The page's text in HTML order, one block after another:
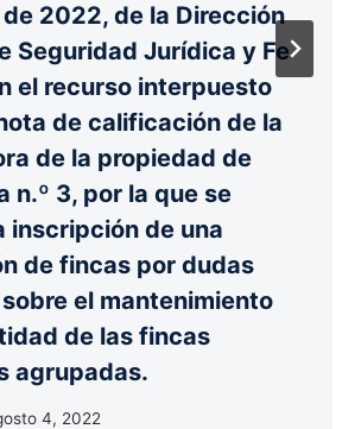
de 2022, de la Dirección
Seguridad Jurídica y Fe
el recurso interpuesto
de calificación de la
de la propiedad de
n.º 3, por la que se
inscripción de una
de fincas por dudas
el mantenimiento
de las fincas
agrupadas.
4, 2022